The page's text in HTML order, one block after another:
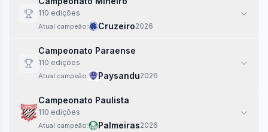
110 edições
Atual campeão: Cruzeiro2026
Campeonato Paraense
110 edições
Atual campeão: Paysandu2026
Campeonato Paulista
110 edições
Atual campeão: Palmeiras2026